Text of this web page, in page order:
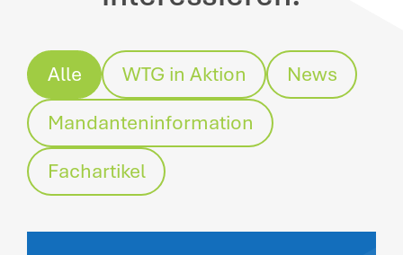
Alle WTG in Aktion
News
Mandanteninformation
Fachartikel